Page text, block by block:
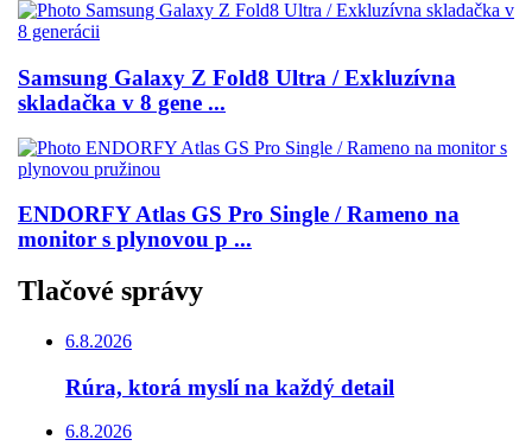
Samsung Galaxy Z Fold8 Ultra / Exkluzívna
skladačka v 8 gene ...
ENDORFY Atlas GS Pro Single / Rameno na
monitor s plynovou p ...
Tlačové správy
6.8.2026
Rúra, ktorá myslí na každý detail
6.8.2026